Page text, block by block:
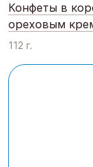
Конфеты в
ореховым
112 г.